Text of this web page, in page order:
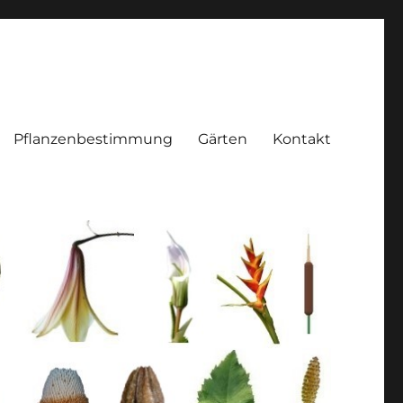
Pflanzenbestimmung Gärten Kontakt